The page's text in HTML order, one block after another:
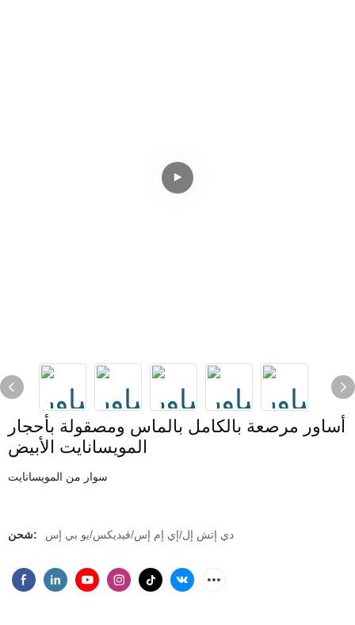
أساور مرصعة بالكامل بالماس ومصقولة بأحجار
المويسانايت الأبيض
سوار من المويسانايت
شحن: دي إتش إل/إي إم إس/فيديكس/يو بي إس